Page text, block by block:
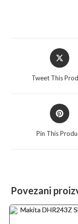
Opens
in
Tweet This
Opens
in
Pin This
Povezani